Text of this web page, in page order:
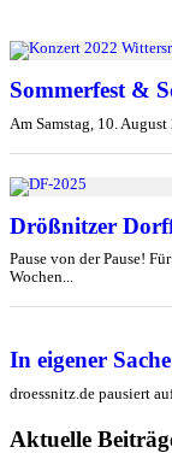
Sommerfest &
Am Samstag, 10.
Drößnitzer
Pause von der Pause!
Wochen...
In eigener Sache
droessnitz.de pausiert
Aktuelle